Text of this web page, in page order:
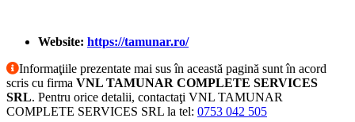
Website: https://tamunar.ro/
Informaţiile prezentate mai sus în această pagină sunt în acord
scris cu firma VNL TAMUNAR COMPLETE SERVICES
SRL. Pentru orice detalii, contactaţi VNL TAMUNAR
COMPLETE SERVICES SRL la tel: 0753 042 505